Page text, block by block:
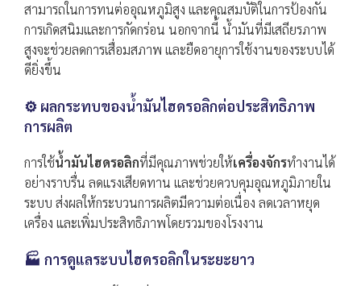
สามารถในการทนต่ออุณหภูมิสูง และคุณสมบัติในการป้องกัน
การเกิดสนิมและการกัดกร่อน นอกจากนี้ น้ำมันที่มีเสถียรภาพ
สูงจะช่วยลดการเสื่อมสภาพ และยืดอายุการใช้งานของระบบได้
ดียิ่งขึ้น
⚙️ ผลกระทบของน้ำมันไฮดรอลิกต่อประสิทธิภาพ
การผลิต
การใช้น้ำมันไฮดรอลิกที่มีคุณภาพช่วยให้เครื่องจักรทำงานได้
อย่างราบรื่น ลดแรงเสียดทาน และช่วยควบคุมอุณหภูมิภายใน
ระบบ ส่งผลให้กระบวนการผลิตมีความต่อเนื่อง ลดเวลาหยุด
เครื่อง และเพิ่มประสิทธิภาพโดยรวมของโรงงาน
🏭 การดูแลระบบไฮดรอลิกในระยะยาว